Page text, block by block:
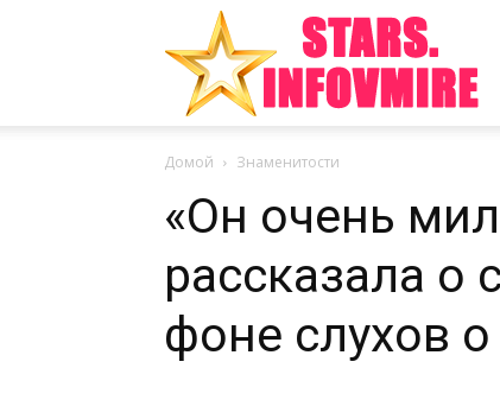
Домой Знаменитости
«Он очень
рассказала о
фоне слухов